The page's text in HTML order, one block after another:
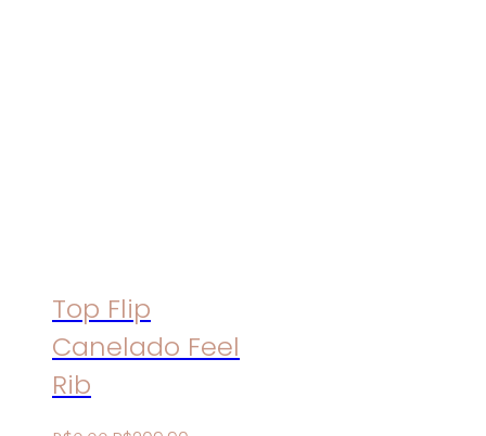
Top Flip
Canelado Feel
Rib